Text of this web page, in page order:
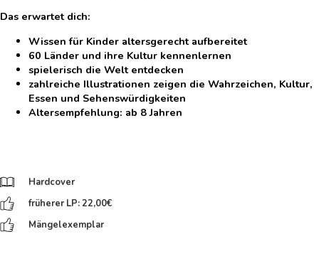
Das erwartet dich:
Wissen für Kinder altersgerecht aufbereitet
60 Länder und ihre Kultur kennenlernen
spielerisch die Welt entdecken
zahlreiche Illustrationen zeigen die Wahrzeichen, Kultur,
Essen und Sehenswürdigkeiten
Altersempfehlung: ab 8 Jahren
Hardcover
früherer LP: 22,00€
Mängelexemplar